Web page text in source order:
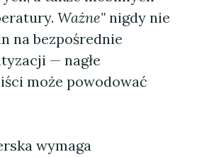
Ważne" nigdy nie
na bezpośrednie
— nagłe
może powodować
wymaga